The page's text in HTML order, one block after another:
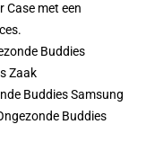
Case met een
Buddies
Zaak
Buddies Samsung
Buddies